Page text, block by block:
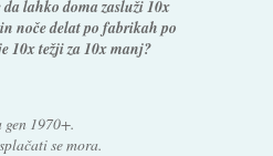
da lahko doma zasluži 10x
noče delat po fabrikah po
10x težji za 10x manj?
gen 1970+.
se mora.